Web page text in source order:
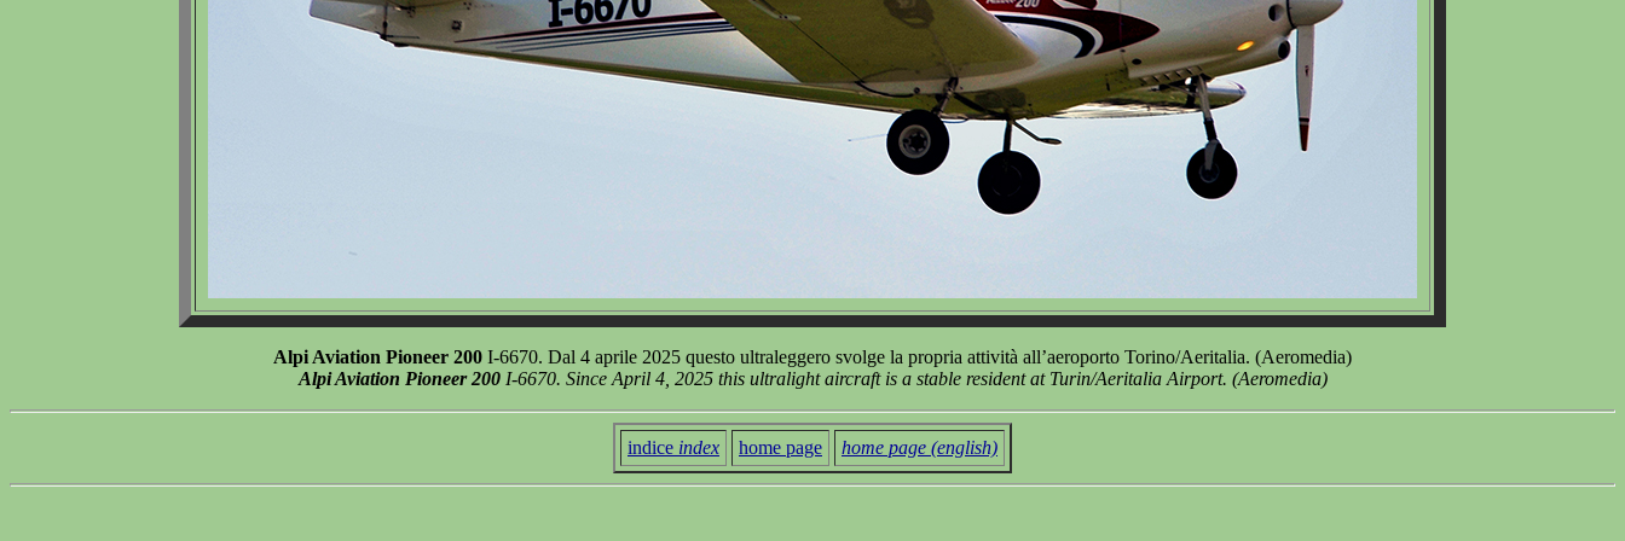
Alpi Aviation Pioneer 200 I-6670. Dal 4 aprile 2025 questo ultraleggero svolge la propria attività all’aeroporto Torino/Aeritalia. (Aeromedia)
Alpi Aviation Pioneer 200I-6670. Since April 4, 2025 this ultralight aircraft is a stable resident at Turin/Aeritalia Airport. (Aeromedia)
indice index home page home page (english)